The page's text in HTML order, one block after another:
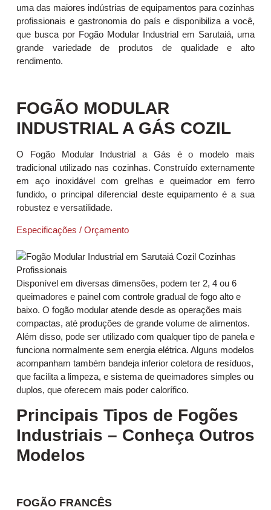
uma das maiores indústrias de equipamentos para cozinhas
profissionais e gastronomia do país e disponibiliza a você,
que busca por Fogão Modular Industrial em Sarutaiá, uma
grande variedade de produtos de qualidade e alto
rendimento.
FOGÃO MODULAR
INDUSTRIAL A GÁS COZIL
O Fogão Modular Industrial a Gás é o modelo mais
tradicional utilizado nas cozinhas. Construído externamente
em aço inoxidável com grelhas e queimador em ferro
fundido, o principal diferencial deste equipamento é a sua
robustez e versatilidade.
Especificações / Orçamento
Disponível em diversas dimensões, podem ter 2, 4 ou 6
queimadores e painel com controle gradual de fogo alto e
baixo. O fogão modular atende desde as operações mais
compactas, até produções de grande volume de alimentos.
Além disso, pode ser utilizado com qualquer tipo de panela e
funciona normalmente sem energia elétrica. Alguns modelos
acompanham também bandeja inferior coletora de resíduos,
que facilita a limpeza, e sistema de queimadores simples ou
duplos, que oferecem mais poder calorífico.
Principais Tipos de Fogões
Industriais – Conheça Outros
Modelos
FOGÃO FRANCÊS